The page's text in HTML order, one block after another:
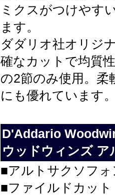
ミクスがつけやす
ます。
ダダリオ社オリジ
確なカットで均質
の2節のみ使用。柔
にも優れています
D'Addario
ウッドウィンズ
■アルトサクソフ
■ファイルドカット